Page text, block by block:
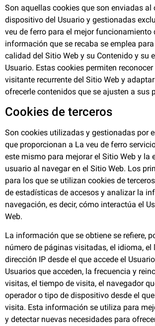
Son aquellas cookies que son enviadas al
dispositivo del Usuario y gestionadas
veu de ferro para el mejor funcionamiento
información que se recaba se emplea
calidad del Sitio Web y su Contenido y su
Usuario. Estas cookies permiten
visitante recurrente del Sitio Web y
ofrecerle contenidos que se ajusten a sus
Cookies de terceros
Son cookies utilizadas y gestionadas por
que proporcionan a La veu de ferro
este mismo para mejorar el Sitio Web y la
usuario al navegar en el Sitio Web. Los
para los que se utilizan cookies de
de estadísticas de accesos y analizar la
navegación, es decir, cómo interactúa el
Web.
La información que se obtiene se refiere,
número de páginas visitadas, el idioma, el
dirección IP desde el que accede el
Usuarios que acceden, la frecuencia y
visitas, el tiempo de visita, el navegador
operador o tipo de dispositivo desde el
visita. Esta información se utiliza para
y detectar nuevas necesidades para